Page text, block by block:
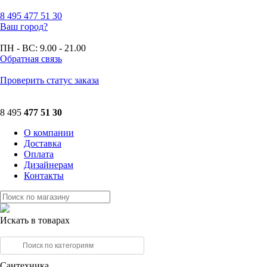
8 495 477 51 30
Ваш город?
ПН - ВС: 9.00 - 21.00
Обратная связь
Проверить статус заказа
8 495 477 51 30
О компании
Доставка
Оплата
Дизайнерам
Контакты
Искать в товарах